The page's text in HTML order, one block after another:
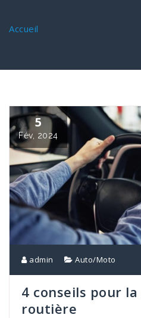
Accueil
5
Fév, 2024
admin Auto/Moto
4 conseils pour
routière